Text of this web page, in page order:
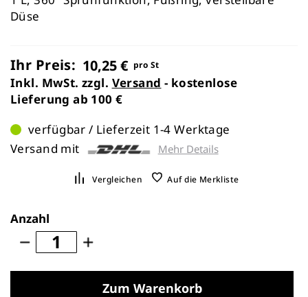
Düse
Ihr Preis: 10,25 € pro St
Inkl. MwSt. zzgl. Versand - kostenlose
Lieferung ab 100 €
verfügbar / Lieferzeit 1-4 Werktage
Versand mit
Mehr Details
Vergleichen Auf die Merkliste
Anzahl
Zum Warenkorb